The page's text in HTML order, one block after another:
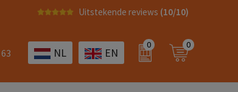
Uitstekende reviews (10/10)
NL EN
0 0